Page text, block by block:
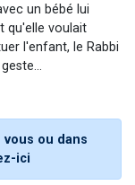
un bébé lui
qu'elle voulait
l'enfant, le Rabbi
vous ou dans
ici